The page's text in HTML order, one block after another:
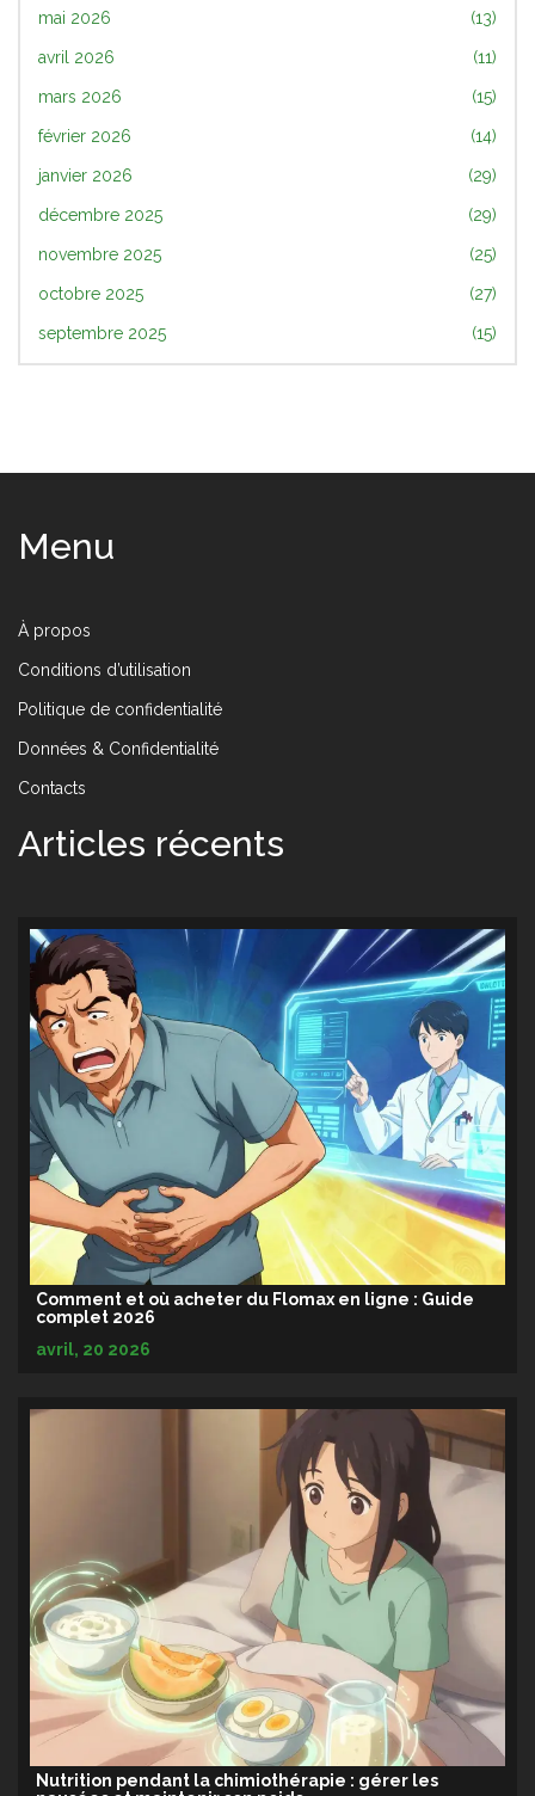
mai 2026 (13)
avril 2026 (11)
mars 2026 (15)
février 2026 (14)
janvier 2026 (29)
décembre 2025 (29)
novembre 2025 (25)
octobre 2025 (27)
septembre 2025 (15)
Menu
À propos
Conditions d’utilisation
Politique de confidentialité
Données & Confidentialité
Contacts
Articles récents
Comment et où acheter du Flomax en ligne : Guide
complet 2026
avril, 20 2026
Nutrition pendant la chimiothérapie : gérer les